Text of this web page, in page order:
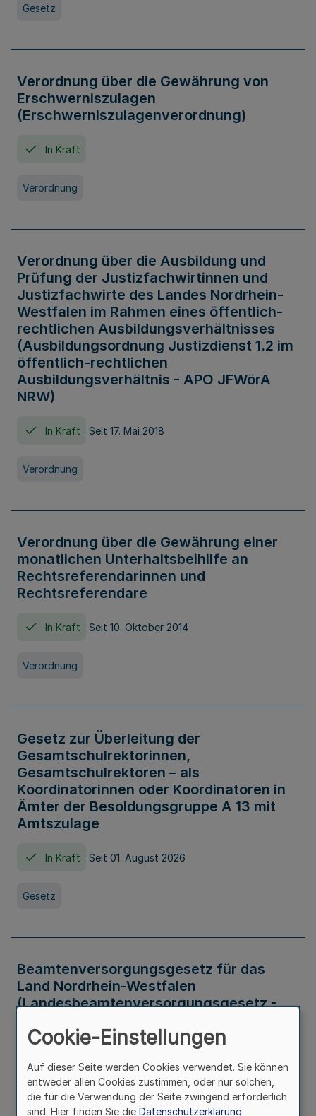
Gesetz
Verordnung über die Gewährung von
Erschwerniszulagen
(Erschwerniszulagenverordnung)
In Kraft
Verordnung
Verordnung über die Ausbildung und
Prüfung der Justizfachwirtinnen und
Justizfachwirte des Landes Nordrhein-
Westfalen im Rahmen eines öffentlich-
rechtlichen Ausbildungsverhältnisses
(Ausbildungsordnung Justizdienst 1.2 im
öffentlich-rechtlichen
Ausbildungsverhältnis - APO JFWörA
NRW)
In Kraft Seit 17. Mai 2018
Verordnung
Verordnung über die Gewährung einer
monatlichen Unterhaltsbeihilfe an
Rechtsreferendarinnen und
Rechtsreferendare
In Kraft Seit 10. Oktober 2014
Verordnung
Gesetz zur Überleitung der
Gesamtschulrektorinnen,
Gesamtschulrektoren – als
Koordinatorinnen oder Koordinatoren in
Ämter der Besoldungsgruppe A 13 mit
Amtszulage
In Kraft Seit 01. August 2026
Gesetz
Beamtenversorgungsgesetz für das
Land Nordrhein-Westfalen
(Landesbeamtenversorgungsgesetz -
Gesetz
Cookie-Einstellungen
Auf dieser Seite werden Cookies verwendet. Sie können
entweder allen Cookies zustimmen, oder nur solchen,
die für die Verwendung der Seite zwingend erforderlich
sind. Hier finden Sie die Datenschutzerklärung